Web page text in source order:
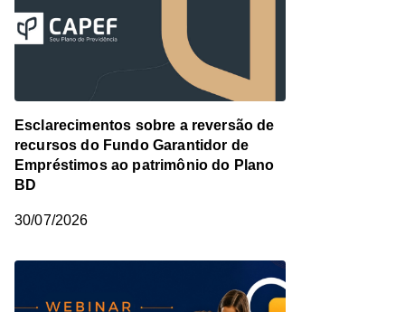
Esclarecimentos sobre a reversão de
recursos do Fundo Garantidor de
Empréstimos ao patrimônio do Plano
BD
30/07/2026